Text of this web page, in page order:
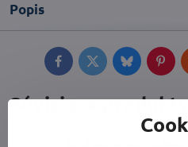
Popis
FacebookTwitterBluesky
Súvisiace